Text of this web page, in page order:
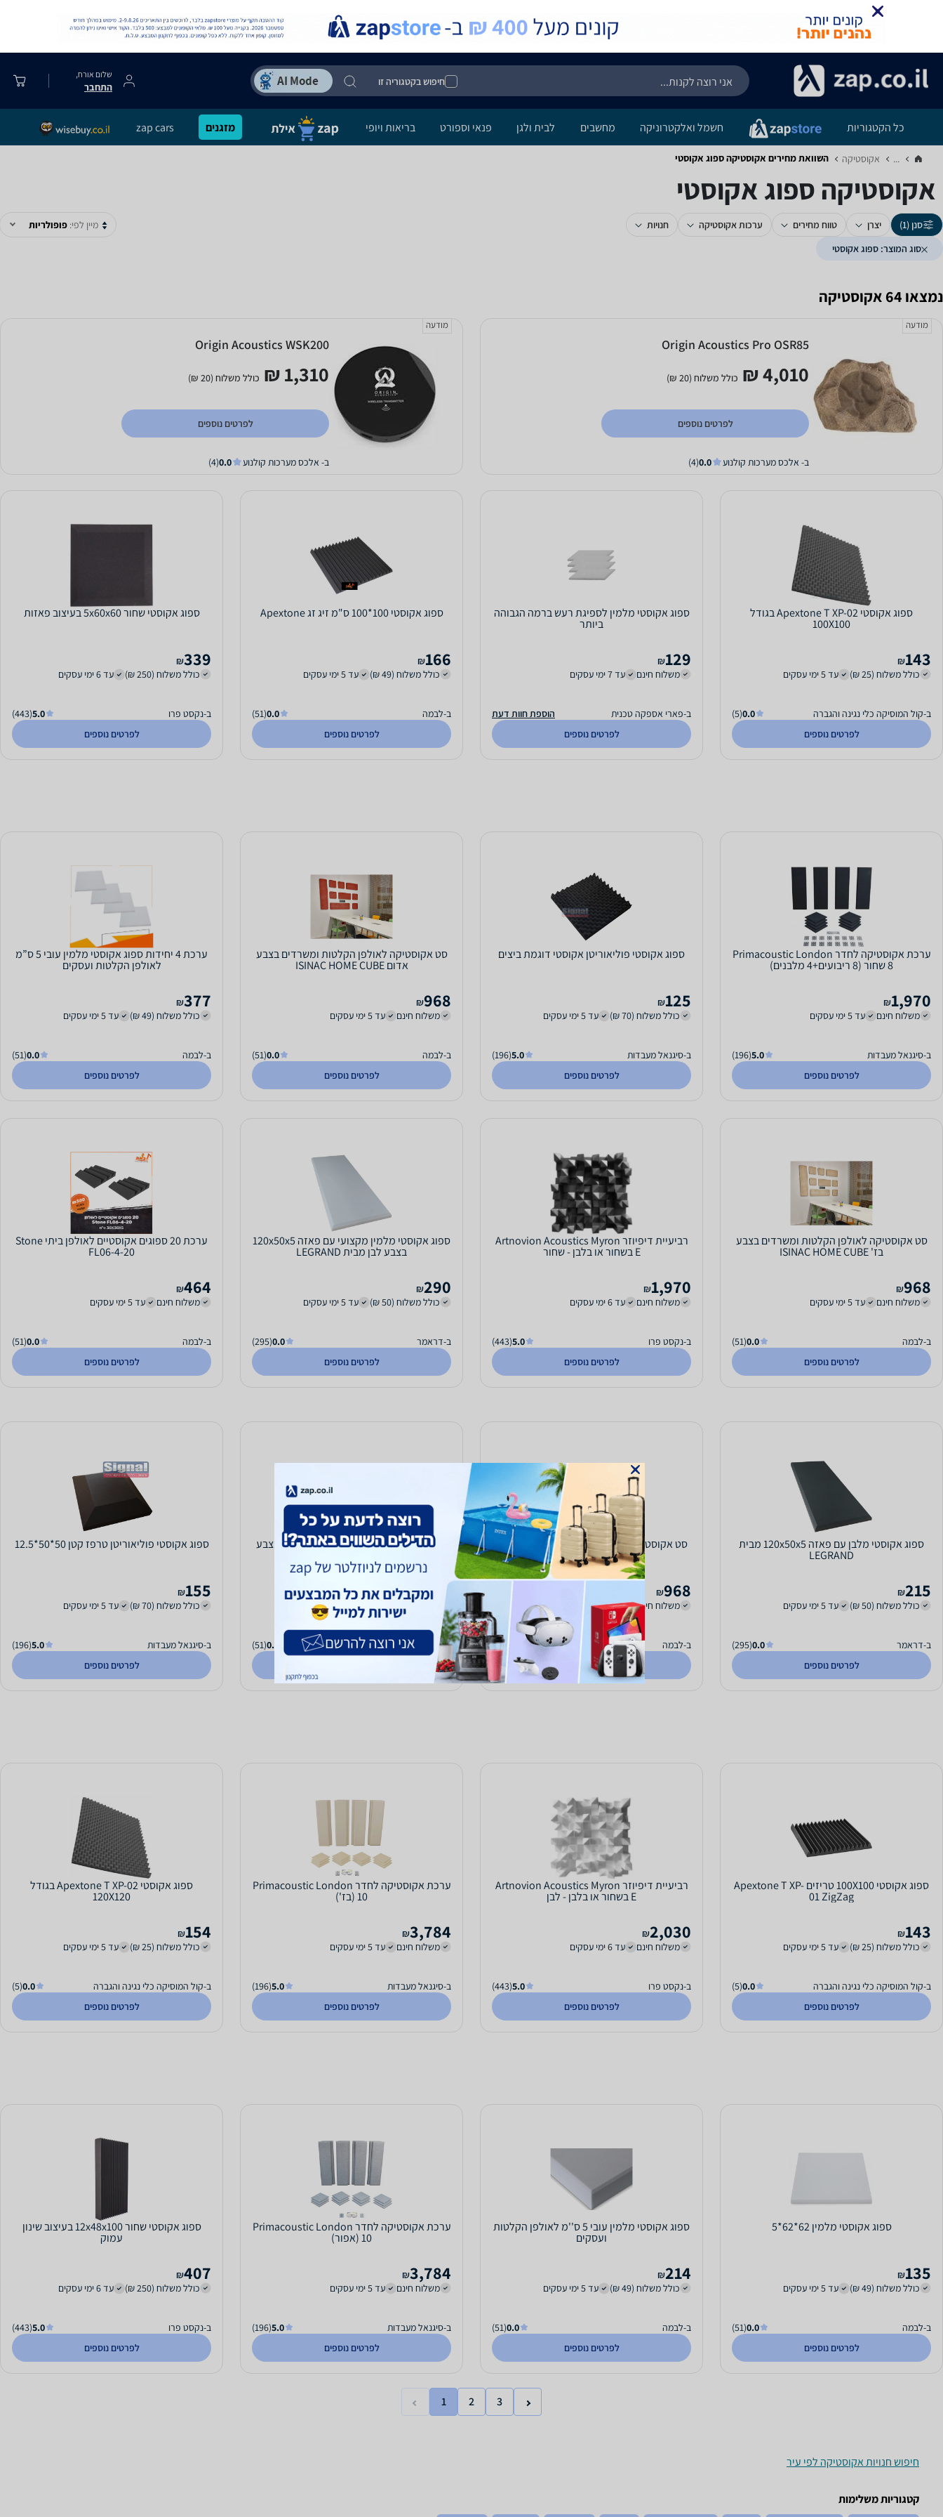
חיפוש בקטגוריה זו
שלום אורח,
התחבר
כל הקטגוריות חשמל ואלקטרוניקה מחשבים לבית ולגן פנאי וספורט בריאות ויופי מזגנים zap cars
... אקוסטיקה‏ השוואת מחירים אקוסטיקה ‏ספוג אקוסטי
אקוסטיקה ‏ספוג אקוסטי
סנן (1) יצרן טווח מחירים ערכות אקוסטיקה
חנויות
סוג המוצר: ספוג אקוסטי
מיין לפי: פופולריות
נמצאו 64 אקוסטיקה
מודעה
Origin Acoustics Pro OSR85
4,010 ₪ כולל משלוח (20 ₪)
לפרטים נוספים
ב- אלכס מערכות קולנוע 0.0
(4)
מודעה
Origin Acoustics WSK200
1,310 ₪ כולל משלוח (20 ₪)
לפרטים נוספים
ב- אלכס מערכות קולנוע 0.0
(4)
ספוג אקוסטי Apextone T XP-02 בגודל
100X100
143
₪
כולל משלוח (25 ₪)
עד 5 ימי עסקים
ב-קול המוסיקה כלי נגינה והגברה 0.0
(5)
לפרטים נוספים
ספוג אקוסטי מלמין לספיגת רעש ברמה הגבוהה
ביותר
129
₪
משלוח חינם
עד 7 ימי עסקים
ב-פארי אספקה טכנית
הוספת חוות דעת
לפרטים נוספים
ספוג אקוסטי 100*100 ס"מ זיג זג Apextone
166
₪
כולל משלוח (49 ₪)
עד 5 ימי עסקים
ב-לבמה 0.0
(51)
לפרטים נוספים
ספוג אקוסטי שחור 5x60x60 בעיצוב פאזות
339
₪
כולל משלוח (250 ₪)
עד 6 ימי עסקים
ב-נקסט פרו 5.0
(443)
לפרטים נוספים
ערכת אקוסטיקה לחדר Primacoustic London
8 שחור (8 ריבועים+4 מלבנים)
1,970
₪
משלוח חינם
עד 5 ימי עסקים
ב-סיגנאל מעבדות 5.0
(196)
לפרטים נוספים
ספוג אקוסטי פוליאוריטן אקוסטי דוגמת ביצים
125
₪
כולל משלוח (70 ₪)
עד 5 ימי עסקים
ב-סיגנאל מעבדות 5.0
(196)
לפרטים נוספים
סט אקוסטיקה לאולפן הקלטות ומשרדים בצבע
אדום ISINAC HOME CUBE
968
₪
משלוח חינם
עד 5 ימי עסקים
ב-לבמה 0.0
(51)
לפרטים נוספים
ערכת 4 יחידות ספוג אקוסטי מלמין עובי 5 ס”מ
לאולפן הקלטות ועסקים
377
₪
כולל משלוח (49 ₪)
עד 5 ימי עסקים
ב-לבמה 0.0
(51)
לפרטים נוספים
סט אקוסטיקה לאולפן הקלטות ומשרדים בצבע
בז' ISINAC HOME CUBE
968
₪
משלוח חינם
עד 5 ימי עסקים
ב-לבמה 0.0
(51)
לפרטים נוספים
רביעיית דיפיוזר Artnovion Acoustics Myron
E בשחור או בלבן - שחור
1,970
₪
משלוח חינם
עד 6 ימי עסקים
ב-נקסט פרו 5.0
(443)
לפרטים נוספים
ספוג אקוסטי מלמין מקצועי עם פאזה 120x50x5
בצבע לבן מבית LEGRAND
290
₪
כולל משלוח (50 ₪)
עד 5 ימי עסקים
ב-דראמר 0.0
(295)
לפרטים נוספים
ערכת 20 ספוגים אקוסטיים לאולפן ביתי Stone
FL06-4-20
464
₪
משלוח חינם
עד 5 ימי עסקים
ב-לבמה 0.0
(51)
לפרטים נוספים
ספוג אקוסטי מלבן עם פאזה 120x50x5 מבית
LEGRAND
215
₪
כולל משלוח (50 ₪)
עד 5 ימי עסקים
ב-דראמר 0.0
(295)
לפרטים נוספים
סט אקוסטיקה לאולפן הקלטות ומשרדים בצבע
ירוק ISINAC HOME CUB
968
₪
משלוח חינם
עד 5 ימי עסקים
ב-לבמה 0.0
(51)
לפרטים נוספים
סט אקוסטיקה לאולפן הקלטות ומשרדים בצבע
968
₪
משלוח חינם
עד 5 ימי עסקים
ב-לבמה 0.0
(51)
ספוג אקוסטי פוליאוריטן טרפז קטן 50*50*12.5
155
₪
כולל משלוח (70 ₪)
עד 5 ימי עסקים
ב-סיגנאל מעבדות 5.0
(196)
לפרטים נוספים
ספוג אקוסטי 100X100 טריזים Apextone T XP-
01 ZigZag
143
₪
כולל משלוח (25 ₪)
עד 5 ימי עסקים
ב-קול המוסיקה כלי נגינה והגברה 0.0
(5)
לפרטים נוספים
רביעיית דיפיוזר Artnovion Acoustics Myron
E בשחור או בלבן - לבן
2,030
₪
משלוח חינם
עד 6 ימי עסקים
ב-נקסט פרו 5.0
(443)
לפרטים נוספים
ערכת אקוסטיקה לחדר Primacoustic London
10 (בז')
3,784
₪
משלוח חינם
עד 5 ימי עסקים
ב-סיגנאל מעבדות 5.0
(196)
לפרטים נוספים
ספוג אקוסטי Apextone T XP-02 בגודל
120X120
154
₪
כולל משלוח (25 ₪)
עד 5 ימי עסקים
ב-קול המוסיקה כלי נגינה והגברה 0.0
(5)
לפרטים נוספים
ספוג אקוסטי מלמין 62*62*5
135
₪
כולל משלוח (49 ₪)
עד 5 ימי עסקים
ב-לבמה 0.0
(51)
לפרטים נוספים
ספוג אקוסטי מלמין עובי 5 ס''מ לאולפן הקלטות
ועסקים
214
₪
כולל משלוח (49 ₪)
עד 5 ימי עסקים
ב-לבמה 0.0
(51)
לפרטים נוספים
ערכת אקוסטיקה לחדר Primacoustic London
10 (אפור)
3,784
₪
משלוח חינם
עד 5 ימי עסקים
ב-סיגנאל מעבדות 5.0
(196)
לפרטים נוספים
ספוג אקוסטי שחור 12x48x100 בעיצוב שינון
עמוק
407
₪
כולל משלוח (250 ₪)
עד 6 ימי עסקים
ב-נקסט פרו 5.0
(443)
לפרטים נוספים
1 2 3
חיפוש חנויות אקוסטיקה לפי עיר
קטגוריות משלימות